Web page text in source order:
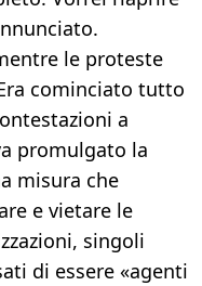
le proteste
cominciato tutto
a
promulgato la
misura che
e vietare le
singoli
di essere «agenti